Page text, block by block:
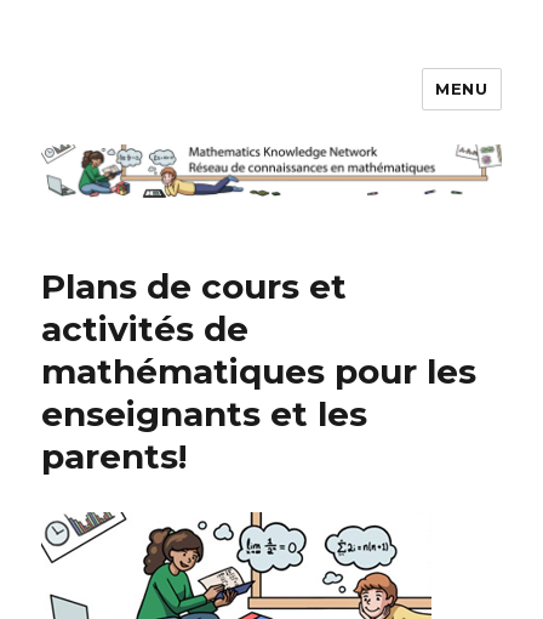
Réseau de connaissances en
mathématiques
MENU
Plans de cours et
activités de
mathématiques pour les
enseignants et les
parents!